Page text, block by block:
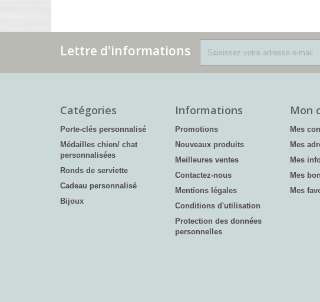
Lettre d'informations
Catégories
Porte-clés personnalisé
Médailles chien/ chat
personnalisées
Ronds de serviette
Cadeau personnalisé
Bijoux
Informations
Promotions
Nouveaux produits
Meilleures ventes
Contactez-nous
Mentions légales
Conditions d'utilisation
Protection des données
personnelles
Mon
Mes
Mes
Mes
Mes
Mes